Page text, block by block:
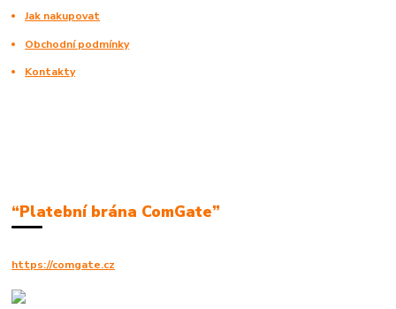
Jak nakupovat
Obchodní podmínky
Kontakty
“Platební brána ComGate”
https://comgate.cz